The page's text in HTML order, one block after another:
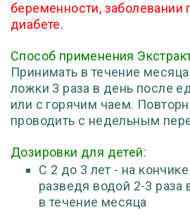
беременности, заболевании
диабете.
Способ применения
Принимать в течение
ложки 3 раза в день после
или с горячим чаем.
проводить с недельным
Дозировки для детей:
С 2 до 3 лет - на
разведя водой 2-3 раза
в течение месяца